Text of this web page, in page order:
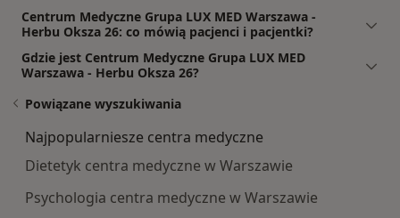
Centrum Medyczne Grupa LUX MED Warszawa -
Herbu Oksza 26: co mówią pacjenci i pacjentki?
Gdzie jest Centrum Medyczne Grupa LUX MED
Warszawa - Herbu Oksza 26?
Powiązane wyszukiwania
Najpopularniesze centra medyczne
Dietetyk centra medyczne w Warszawie
Psychologia centra medyczne w Warszawie